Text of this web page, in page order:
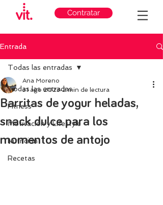
Contratar
Entrada
Todas las entradas
Fitness
Motivación y Lifestyle
Nutricion
Recetas
Todas las entradas
Barritas de yogur heladas,
snack dulce para los
momentos de antojo
Ana Moreno
31 ago 2023 2 min de lectura